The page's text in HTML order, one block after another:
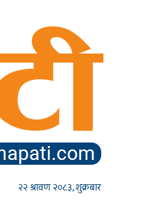
२२ श्रावण २०८३, शुक्रबार